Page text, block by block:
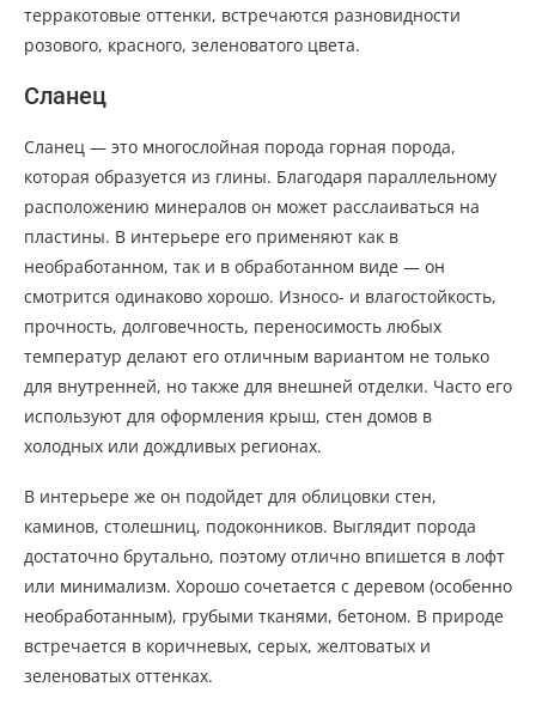
терракотовые оттенки, встречаются разновидности
розового, красного, зеленоватого цвета.
Сланец
Сланец — это многослойная порода горная порода,
которая образуется из глины. Благодаря параллельному
расположению минералов он может расслаиваться на
пластины. В интерьере его применяют как в
необработанном, так и в обработанном виде — он
смотрится одинаково хорошо. Износо- и влагостойкость,
прочность, долговечность, переносимость любых
температур делают его отличным вариантом не только
для внутренней, но также для внешней отделки. Часто его
используют для оформления крыш, стен домов в
холодных или дождливых регионах.
В интерьере же он подойдет для облицовки стен,
каминов, столешниц, подоконников. Выглядит порода
достаточно брутально, поэтому отлично впишется в лофт
или минимализм. Хорошо сочетается с деревом (особенно
необработанным), грубыми тканями, бетоном. В природе
встречается в коричневых, серых, желтоватых и
зеленоватых оттенках.